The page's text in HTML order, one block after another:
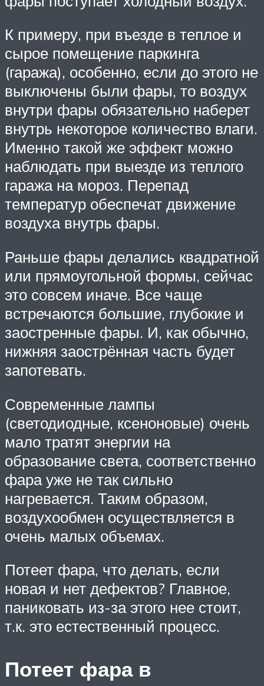
К примеру, при въезде в теплое и
сырое помещение паркинга
(гаража), особенно, если до этого не
выключены были фары, то воздух
внутри фары обязательно наберет
внутрь некоторое количество влаги.
Именно такой же эффект можно
наблюдать при выезде из теплого
гаража на мороз. Перепад
температур обеспечат движение
воздуха внутрь фары.
Раньше фары делались квадратной
или прямоугольной формы, сейчас
это совсем иначе. Все чаще
встречаются большие, глубокие и
заостренные фары. И, как обычно,
нижняя заострённая часть будет
запотевать.
Современные лампы
(светодиодные, ксеноновые) очень
мало тратят энергии на
образование света, соответственно
фара уже не так сильно
нагревается. Таким образом,
воздухообмен осуществляется в
очень малых объемах.
Потеет фара, что делать, если
новая и нет дефектов? Главное,
паниковать из-за этого нее стоит,
т.к. это естественный процесс.
Потеет фара в